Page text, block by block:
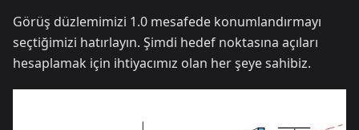
Görüş düzlemimizi 1.0 mesafede konumlandırmayı
seçtiğimizi hatırlayın. Şimdi hedef noktasına açıları
hesaplamak için ihtiyacımız olan her şeye sahibiz.